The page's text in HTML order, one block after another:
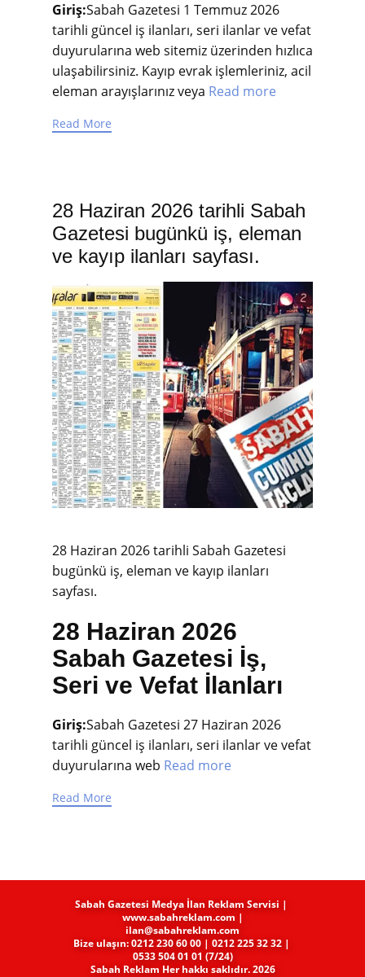
Giriş:Sabah Gazetesi 1 Temmuz 2026
tarihli güncel iş ilanları, seri ilanlar ve vefat
duyurularına web sitemiz üzerinden hızlıca
ulaşabilirsiniz. Kayıp evrak işlemleriniz, acil
eleman arayışlarınız veya Read more
Read More
28 Haziran 2026 tarihli Sabah
Gazetesi bugünkü iş, eleman
ve kayıp ilanları sayfası.
28 Haziran 2026 tarihli Sabah Gazetesi
bugünkü iş, eleman ve kayıp ilanları
sayfası.
28 Haziran 2026
Sabah Gazetesi İş,
Seri ve Vefat İlanları
Giriş:Sabah Gazetesi 27 Haziran 2026
tarihli güncel iş ilanları, seri ilanlar ve vefat
duyurularına web Read more
Read More
Sabah Gazetesi Medya​ İlan Reklam Servisi |
www.sabahreklam.com |
ilan@sabahreklam.com
Bize ulaşın: 0212 230 60 00 | 0212 225 32 32 |
0533 504 01 01 (7/24)
Sabah Reklam Her hakkı saklıdır. 2026